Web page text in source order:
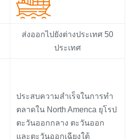
ส่งออกไปยังต่างประเทศ 50
ประเทศ
ประสบความสำเร็จในการทำ
ตลาดใน North Amenca ยุโรป
ตะวันออกกลาง ตะวันออก
และตะวันออกเฉียงใต้